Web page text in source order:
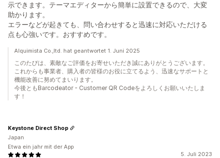
示できます。テーマエディターから簡単に設置できるので、大変
助かります。
エラーなどが起きても、問い合わせすると迅速に対応いただける
点も心強いです。おすすめです。
Alquimista Co.,ltd. hat geantwortet 1. Juni 2025
このたびは、素敵なご評価をお寄せいただき誠にありがとうございます。
これからも事業者、購入者の皆様のお役に立てるよう、迅速なサポートと
機能改善に努めてまいります。
今後ともBarcodeator - Customer QR Codeをよろしくお願いいたしま
す！
5. Juli 2023
Keystone Direct Shop
Japan
Etwa ein jahr mit der App